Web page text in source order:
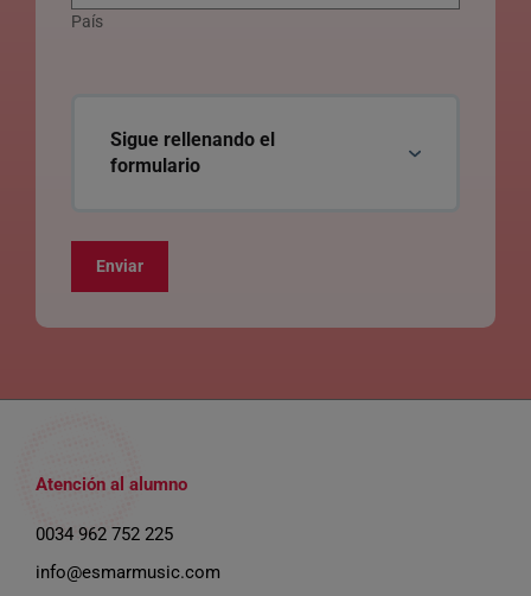
País
Sigue rellenando el
formulario
Enviar
Atención al alumno
0034 962 752 225
info@esmarmusic.com